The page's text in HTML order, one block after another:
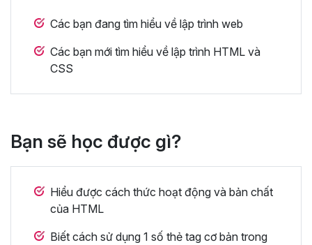
Các bạn đang tìm hiểu về lập trình web
Các bạn mới tìm hiểu về lập trình HTML và
CSS
Bạn sẽ học được gì?
Hiểu được cách thức hoạt động và bản chất
của HTML
Biết cách sử dụng 1 số thẻ tag cơ bản trong